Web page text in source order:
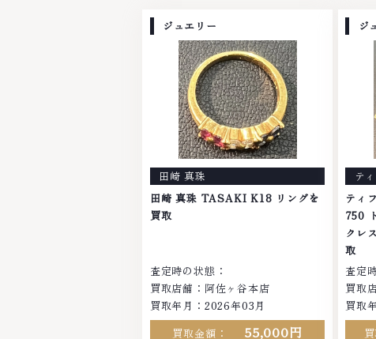
ジュエリー
田崎 真珠
田崎 真珠 TASAKI K18 リングを
買取
査定時の状態：
買取店舗：阿佐ヶ谷本店
買取年月：2026年03月
買取金額：
55,000円
ジ
テ
ティ
750
クレ
取
査定
買取
買取